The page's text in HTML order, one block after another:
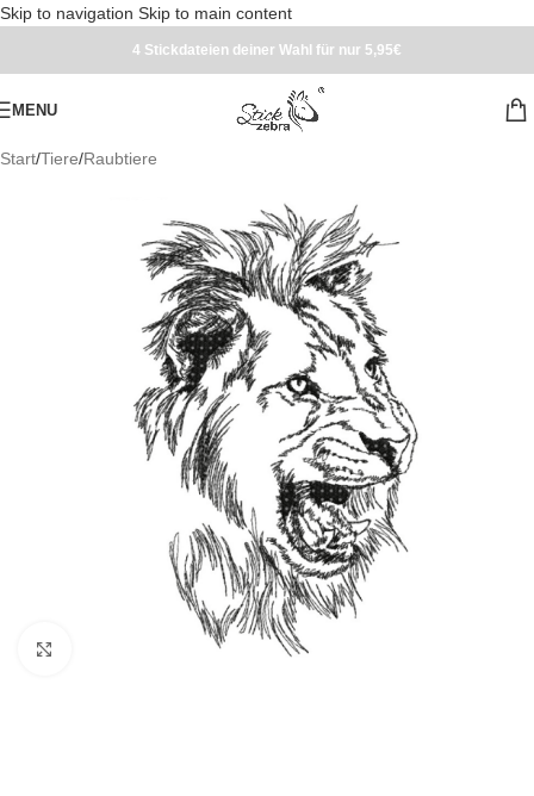
Skip to navigation Skip to main content
4 Stickdateien deiner Wahl für nur 5,95€
MENU
Start/Tiere/Raubtiere
zum Vergrößern klicken